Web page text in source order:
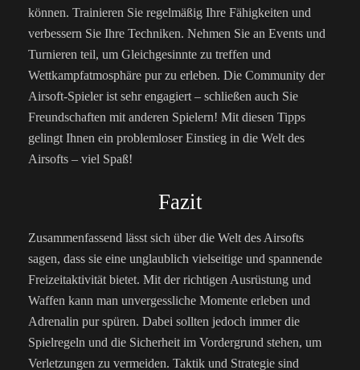
können. Trainieren Sie regelmäßig Ihre Fähigkeiten und
verbessern Sie Ihre Techniken. Nehmen Sie an Events und
Turnieren teil, um Gleichgesinnte zu treffen und
Wettkampfatmosphäre pur zu erleben. Die Community der
Airsoft-Spieler ist sehr engagiert – schließen auch Sie
Freundschaften mit anderen Spielern! Mit diesen Tipps
gelingt Ihnen ein problemloser Einstieg in die Welt des
Airsofts – viel Spaß!
Fazit
Zusammenfassend lässt sich über die Welt des Airsofts
sagen, dass sie eine unglaublich vielseitige und spannende
Freizeitaktivität bietet. Mit der richtigen Ausrüstung und
Waffen kann man unvergessliche Momente erleben und
Adrenalin pur spüren. Dabei sollten jedoch immer die
Spielregeln und die Sicherheit im Vordergrund stehen, um
Verletzungen zu vermeiden. Taktik und Strategie sind